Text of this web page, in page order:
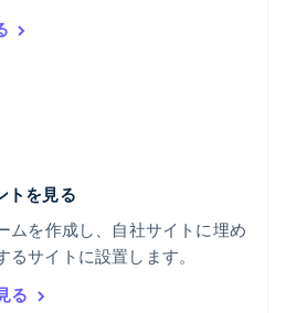
トを見る
ムを作成し、自社サイトに埋め
サイトに設置します。
る